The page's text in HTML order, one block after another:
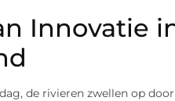
Innovatie
de rivieren zwellen op